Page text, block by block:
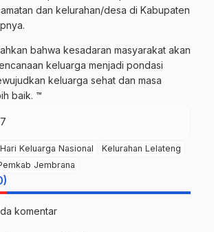
dan kelurahan/desa di Kabupaten
bahwa kesadaran masyarakat akan
keluarga menjadi pondasi
keluarga sehat dan masa
baik. ™
Hari Keluarga Nasional
Kelurahan Lelateng
Jembrana
komentar